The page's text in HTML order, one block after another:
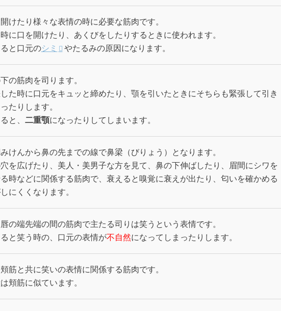
けたり様々な表情の時に必要な筋肉です。
に口を開けたり、あくびをしたりするときに使われます。
と口元のシミ やたるみの原因になります。
の筋肉を司ります。
た時に口元をキュッと締めたり、顎を引いたときにそちらも緊張して引き
たりします。
と、 二重顎になったりしてしまいます。
けんから鼻の先までの線で鼻梁（びりょう）となります。
を広げたり、美人・美男子な方を見て、鼻の下伸ばしたり、眉間にシワを
時などに関係する筋肉で、衰えると嗅覚に衰えが出たり、匂いを確かめる
にくくなります。
の端先端の間の筋肉で主たる司りは笑うという表情です。
と笑う時の、口元の表情が不自然になってしまったりします。
筋と共に笑いの表情に関係する筋肉です。
頬筋に似ています。